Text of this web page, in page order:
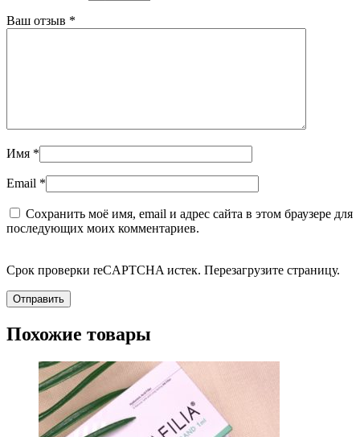
Ваш отзыв *
Имя *
Email *
Сохранить моё имя, email и адрес сайта в этом браузере для
последующих моих комментариев.
Срок проверки reCAPTCHA истек. Перезагрузите страницу.
Похожие товары